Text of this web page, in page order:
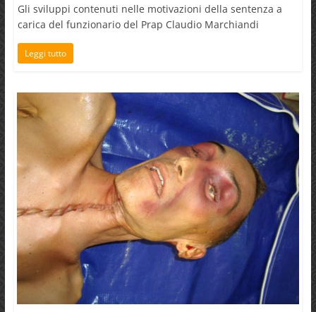
Gli sviluppi contenuti nelle motivazioni della sentenza a
carica del funzionario del Prap Claudio Marchiandi
Leggi tutto